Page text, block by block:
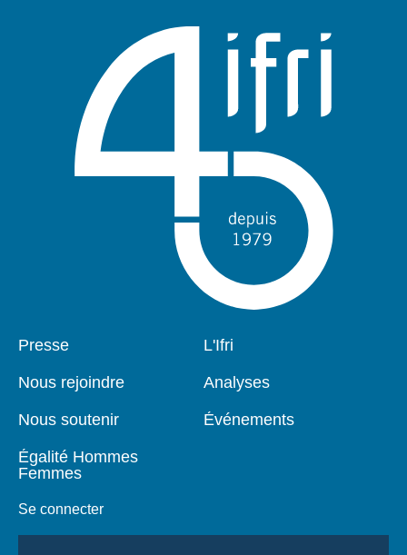
Pied
Presse
Nous rejoindre
Nous soutenir
Égalité Hommes
Femmes
Se connecter
Navigation
L'Ifri
Analyses
Événements